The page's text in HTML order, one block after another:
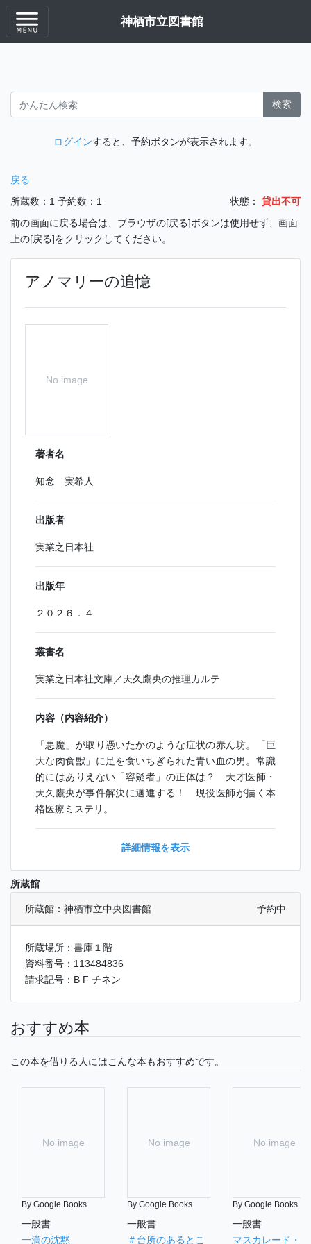
神栖市立図書館
検索
ログインすると、予約ボタンが表示されます。
戻る
所蔵数：1 予約数：1 状態：
貸出不可
前の画面に戻る場合は、ブラウザの[戻る]ボタンは使用せず、画面
上の[戻る]をクリックしてください。
アノマリーの追憶
No image
著者名
知念 実希人
出版者
実業之日本社
出版年
２０２６．４
叢書名
実業之日本社文庫／天久鷹央の推理カルテ
内容（内容紹介）
「悪魔」が取り憑いたかのような症状の赤ん坊。「巨
大な肉食獣」に足を食いちぎられた青い血の男。常識
的にはありえない「容疑者」の正体は？ 天才医師・
天久鷹央が事件解決に邁進する！ 現役医師が描く本
格医療ミステリ。
詳細情報を表示
所蔵館
所蔵館：神栖市立中央図書館 予約中
所蔵場所：書庫１階
資料番号：113484836
請求記号：B F チネン
おすすめ本
この本を借りる人にはこんな本もおすすめです。
No image
By Google Books
一般書
一滴の沈黙
No image
By Google Books
一般書
＃台所のあるとこ
No image
By Google Books
一般書
マスカレード・ラ